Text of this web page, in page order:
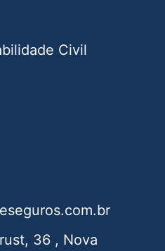
Civil
36 , Nova